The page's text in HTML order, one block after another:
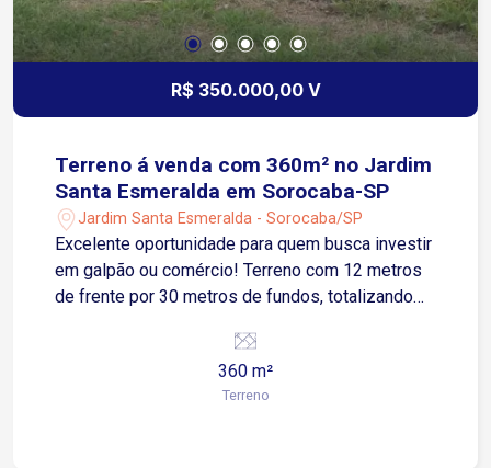
R$ 350.000,00 V
Terreno á venda com 360m² no Jardim
Santa Esmeralda em Sorocaba-SP
Jardim Santa Esmeralda - Sorocaba/SP
Excelente oportunidade para quem busca investir
em galpão ou comércio! Terreno com 12 metros
de frente por 30 metros de fundos, totalizando
Jardim Santa Esmeralda. Possui leve declive,
ideal para projetos de construção diferenciados.
Próximo a vias de fácil acesso, com grande
360 m²
Terreno